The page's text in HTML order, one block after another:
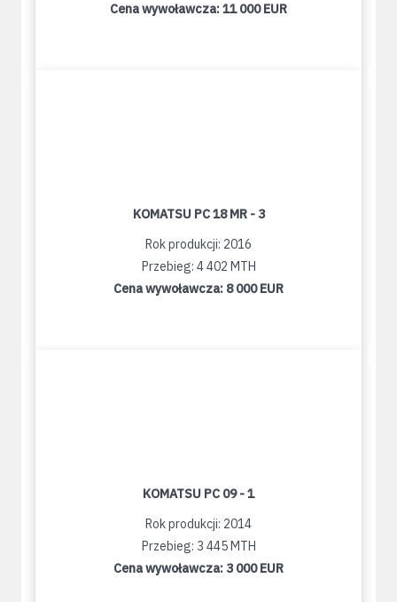
Cena wywoławcza:11 000 EUR
KOMATSU PC 18 MR - 3
Rok produkcji: 2016
Przebieg: 4 402 MTH
Cena wywoławcza: 8 000 EUR
KOMATSU PC 09 - 1
Rok produkcji: 2014
Przebieg: 3 445 MTH
Cena wywoławcza: 3 000 EUR